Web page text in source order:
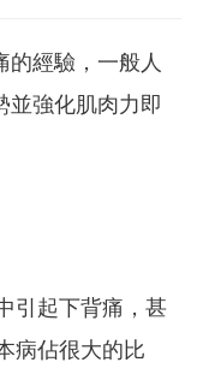
的經驗，一般人
並強化肌肉力即
引起下背痛，甚
病佔很大的比